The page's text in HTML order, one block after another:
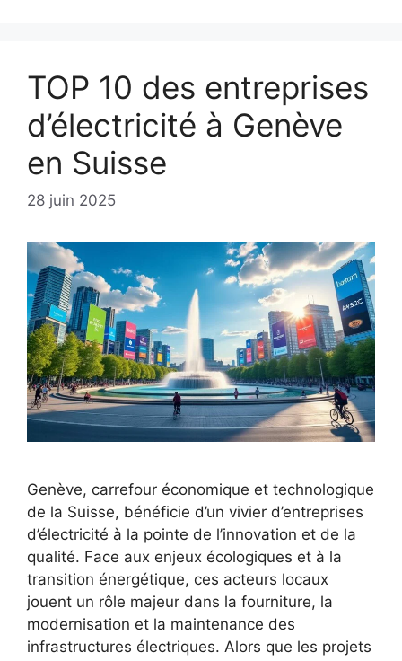
TOP 10 des entreprises
d’électricité à Genève
en Suisse
28 juin 2025
Genève, carrefour économique et technologique
de la Suisse, bénéficie d’un vivier d’entreprises
d’électricité à la pointe de l’innovation et de la
qualité. Face aux enjeux écologiques et à la
transition énergétique, ces acteurs locaux
jouent un rôle majeur dans la fourniture, la
modernisation et la maintenance des
infrastructures électriques. Alors que les projets